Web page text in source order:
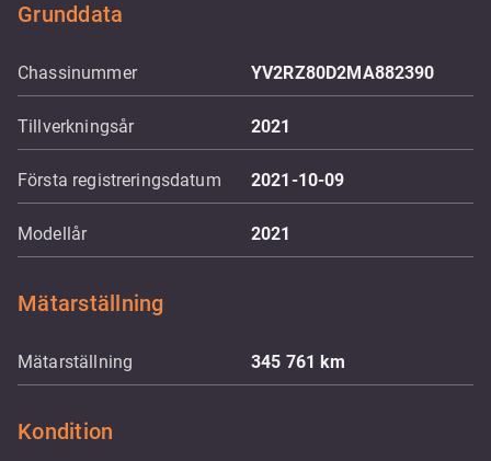
Grunddata
Chassinummer YV2RZ80D2MA882390
Tillverkningsår 2021
Första registreringsdatum 2021-10-09
Modellår 2021
Mätarställning
Mätarställning 345 761km
Kondition